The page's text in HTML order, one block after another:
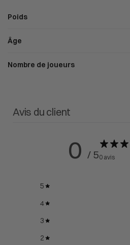
Poids
Âge
Nombre de joueurs
Avis du client
0 / 50 avis
5
4
3
2